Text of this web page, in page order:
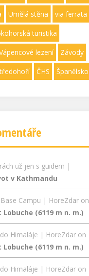
Umělá stěna via ferrata
turistika
lezení Závody
ČHS Španělsko
už jen s guidem |
v Kathmandu
Campu | HoreZdar on
(6119 m n. m.)
Himaláje | HoreZdar on
(6119 m n. m.)
Himaláje | HoreZdar on